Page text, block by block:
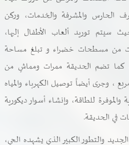
الحارس والمشرفة والخدمات، وركن
توريد ألعاب الأطفال إليها،
من مسطحات خضراء و تبلغ مساحة
مربعاً. كما تضم الحديقة ممرات ومماشٍ من
4 آلاف متر مربع ، وجرى أيضاً توصيل الكهرباء والمياه
والموفرة للطاقة، وإنشاء أسوار ديكورية
والتطور الكبير الذي يشهده الحي،